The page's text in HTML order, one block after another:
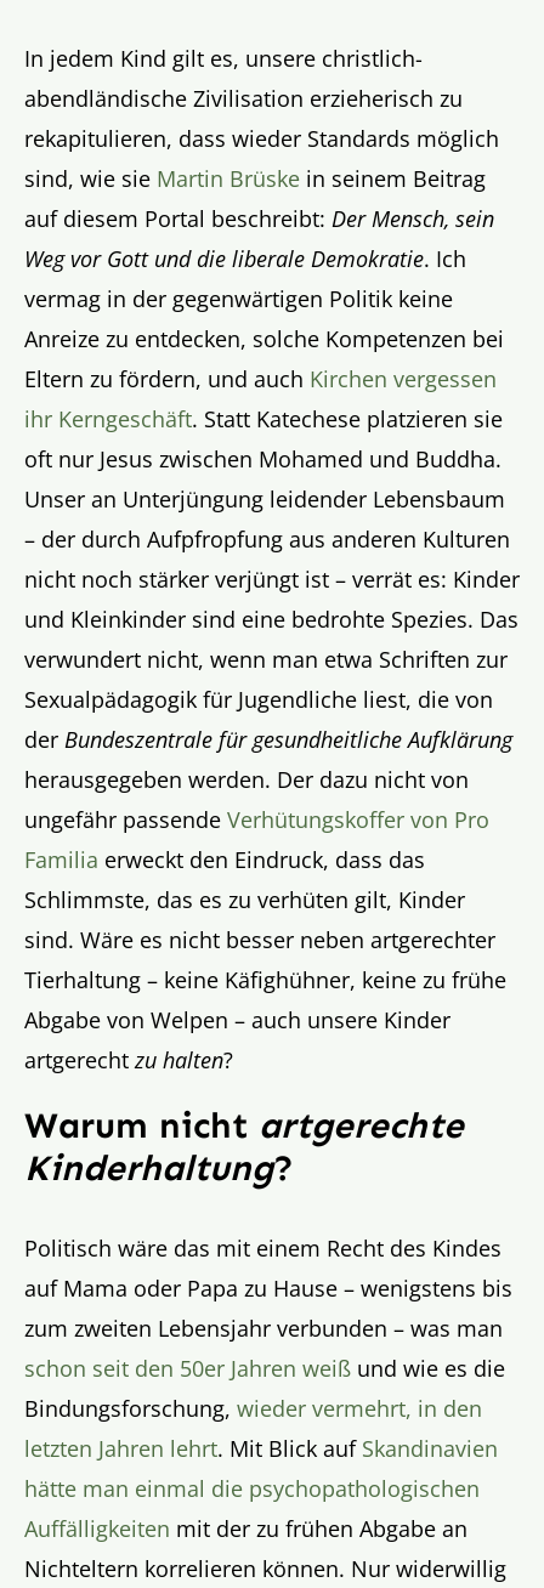
In jedem Kind gilt es, unsere christlich-
abendländische Zivilisation erzieherisch zu
rekapitulieren, dass wieder Standards möglich
sind, wie sie Martin Brüske in seinem Beitrag
auf diesem Portal beschreibt: Der Mensch, sein
Weg vor Gott und die liberale Demokratie. Ich
vermag in der gegenwärtigen Politik keine
Anreize zu entdecken, solche Kompetenzen bei
Eltern zu fördern, und auch Kirchen vergessen
ihr Kerngeschäft. Statt Katechese platzieren sie
oft nur Jesus zwischen Mohamed und Buddha.
Unser an Unterjüngung leidender Lebensbaum
– der durch Aufpfropfung aus anderen Kulturen
nicht noch stärker verjüngt ist – verrät es: Kinder
und Kleinkinder sind eine bedrohte Spezies. Das
verwundert nicht, wenn man etwa Schriften zur
Sexualpädagogik für Jugendliche liest, die von
der Bundeszentrale für gesundheitliche Aufklärung
herausgegeben werden. Der dazu nicht von
ungefähr passende Verhütungskoffer von Pro
Familia erweckt den Eindruck, dass das
Schlimmste, das es zu verhüten gilt, Kinder
sind. Wäre es nicht besser neben artgerechter
Tierhaltung – keine Käfighühner, keine zu frühe
Abgabe von Welpen – auch unsere Kinder
artgerecht zu halten?
Warum nicht artgerechte
Kinderhaltung?
Politisch wäre das mit einem Recht des Kindes
auf Mama oder Papa zu Hause – wenigstens bis
zum zweiten Lebensjahr verbunden – was man
schon seit den 50er Jahren weiß und wie es die
Bindungsforschung, wieder vermehrt, in den
letzten Jahren lehrt. Mit Blick auf Skandinavien
hätte man einmal die psychopathologischen
Auffälligkeiten mit der zu frühen Abgabe an
Nichteltern korrelieren können. Nur widerwillig